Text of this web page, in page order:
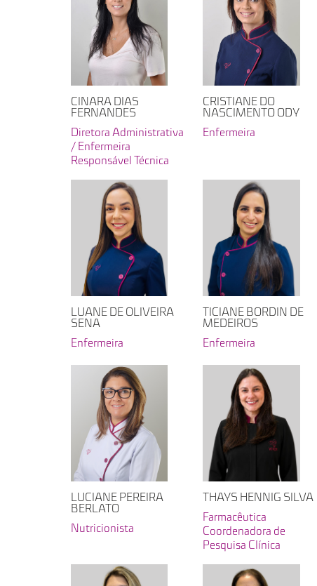
CINARA DIAS
FERNANDES
Diretora Administrativa
/ Enfermeira
Responsável Técnica
CRISTIANE DO
NASCIMENTO ODY
Enfermeira
LUANE DE OLIVEIRA
SENA
Enfermeira
TICIANE BORDIN DE
MEDEIROS
Enfermeira
LUCIANE PEREIRA
BERLATO
Nutricionista
THAYS HENNIG SILVA
Farmacêutica
Coordenadora de
Pesquisa Clínica